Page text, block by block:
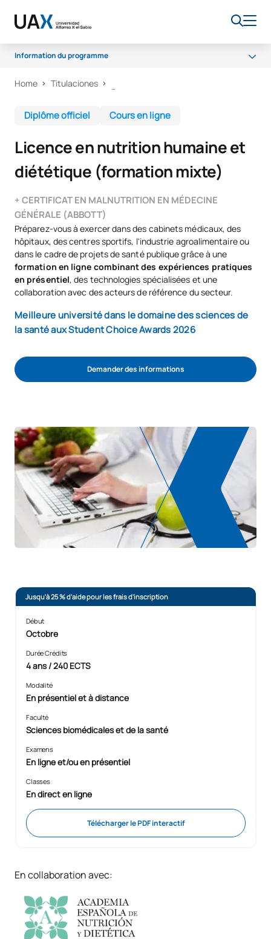
Information du programme
Pourquoi choisir l'UAX ?
Installations
Débouchés professionnels
Qualité
Home Titulaciones
Diplôme officiel Cours en ligne
Licence en nutrition humaine et
diététique (formation mixte)
+ CERTIFICAT EN MALNUTRITION EN MÉDECINE
GÉNÉRALE (ABBOTT)
Préparez-vous à exercer dans des cabinets médicaux, des
hôpitaux, des centres sportifs, l'industrie agroalimentaire ou
dans le cadre de projets de santé publique grâce à une
formation en ligne combinant des expériences pratiques
en présentiel, des technologies spécialisées et une
collaboration avec des acteurs de référence du secteur.
Meilleure université dans le domaine des sciences de
la santé aux Student Choice Awards 2026
Demander des informations
Jusqu'à 25 % d'aide pour les frais d'inscription
Début
Octobre
Durée Crédits
4 ans / 240 ECTS
Modalité
En présentiel et à distance
Faculté
Sciences biomédicales et de la santé
Examens
En ligne et/ou en présentiel
Classes
En direct en ligne
Télécharger le PDF interactif
En collaboration avec: